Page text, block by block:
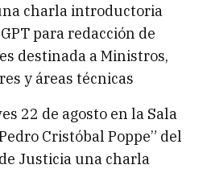
charla introductoria
para redacción de
destinada a Ministros,
y áreas técnicas
22 de agosto en la Sala
Cristóbal Poppe” del
Justicia una charla